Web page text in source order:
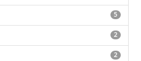
5
2
2